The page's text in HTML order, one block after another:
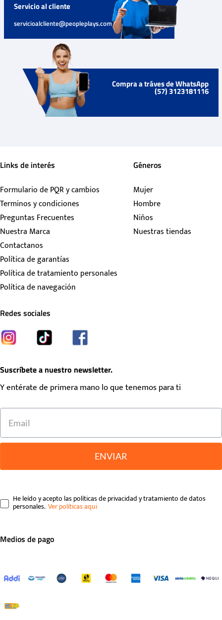
Servicio al cliente
servicioalcliente@peopleplays.com
Compra a tráves de WhatsApp
(57) 3123181116
Links de interés
Formulario de PQR y cambios
Terminos y condiciones
Preguntas Frecuentes
Nuestra Marca
Contactanos
Política de garantías
Política de tratamiento personales
Política de navegación
Géneros
Mujer
Hombre
Niños
Nuestras tiendas
Redes sociales
Suscríbete a nuestro newsletter.
Y entérate de primera mano lo que tenemos para ti
ENVIAR
He leído y acepto las políticas de privacidad y tratamiento de datos
personales.
Medios de pago